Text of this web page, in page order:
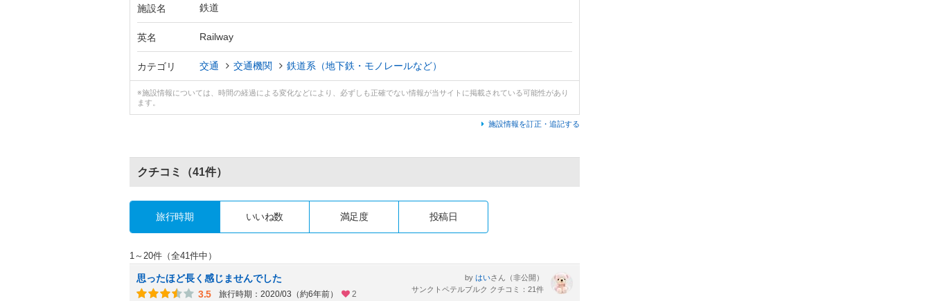
施設名 鉄道
英名 Railway
カテゴリ 交通 交通機関 鉄道系（地下鉄・モノレールなど）
※施設情報については、時間の経過による変化などにより、必ずしも正確でない情報が当サイトに掲載されている可能性があり
ます。
施設情報を訂正・追記する
クチコミ （41件）
旅行時期 いいね数 満足度 投稿日
1～20件（全41件中）
思ったほど長く感じませんでした
3.5
旅行時期：2020/03（約6年前） 2
by はいさん（非公開）
サンクトペテルブルク クチコミ：21件